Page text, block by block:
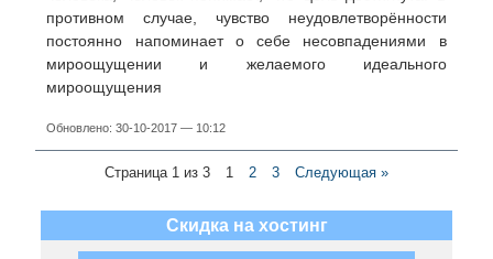
противном случае, чувство неудовлетворённости
постоянно напоминает о себе несовпадениями в
мироощущении и желаемого идеального
мироощущения
Обновлено: 30-10-2017 — 10:12
Страница 1 из 3 1 2 3 Следующая »
Скидка на хостинг